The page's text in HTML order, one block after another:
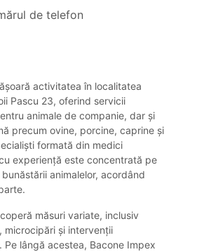
de telefon
activitatea în localitatea
Pascu 23, oferind servicii
animale de companie, dar și
precum ovine, porcine, caprine și
formată din medici
experiență este concentrată pe
animalelor, acordând
măsuri variate, inclusiv
și intervenții
lângă acestea, Bacone Impex